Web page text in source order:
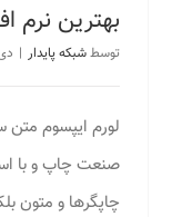
بهترین نرم
توسطشبکه پایدار | دی
لورم ایپسوم متن
صنعت چاپ و با
چاپگرها و متون